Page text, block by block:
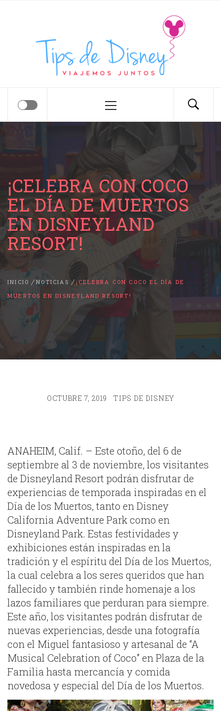
¡CELEBRA CON COCO
EL DÍA DE MUERTOS
EN DISNEYLAND
RESORT!
INICIO NOTICIAS
¡CELEBRA CON COCO EL DÍA DE
MUERTOS EN DISNEYLAND RESORT!
OCTUBRE 7, 2019 TIPS DE DISNEY
ANAHEIM, Calif. – Este otoño, del 6 de
septiembre al 3 de noviembre, los visitantes
de Disneyland Resort podrán disfrutar de
experiencias de temporada inspiradas en el
Día de los Muertos, tanto en Disney
California Adventure Park como en
Disneyland Park. Estas festividades y
exhibiciones están inspiradas en la
tradición y el espíritu del Día de los Muertos,
la cual celebra a los seres queridos que han
fallecido y también rinde homenaje a los
lazos familiares que perduran para siempre.
Este año, los visitantes podrán disfrutar de
nuevas experiencias, desde una fotografía
con el Miguel fantasioso y artesanal de “A
Musical Celebration of Coco” en Plaza de la
Familia hasta mercancía y comida
novedosa y especial del Día de los Muertos.